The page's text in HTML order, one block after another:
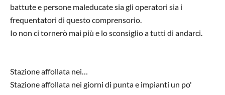
battute e persone maleducate sia gli operatori sia i
frequentatori di questo comprensorio.
Io non ci tornerò mai più e lo sconsiglio a tutti di andarci.
Stazione affollata nei…
Stazione affollata nei giorni di punta e impianti un po'